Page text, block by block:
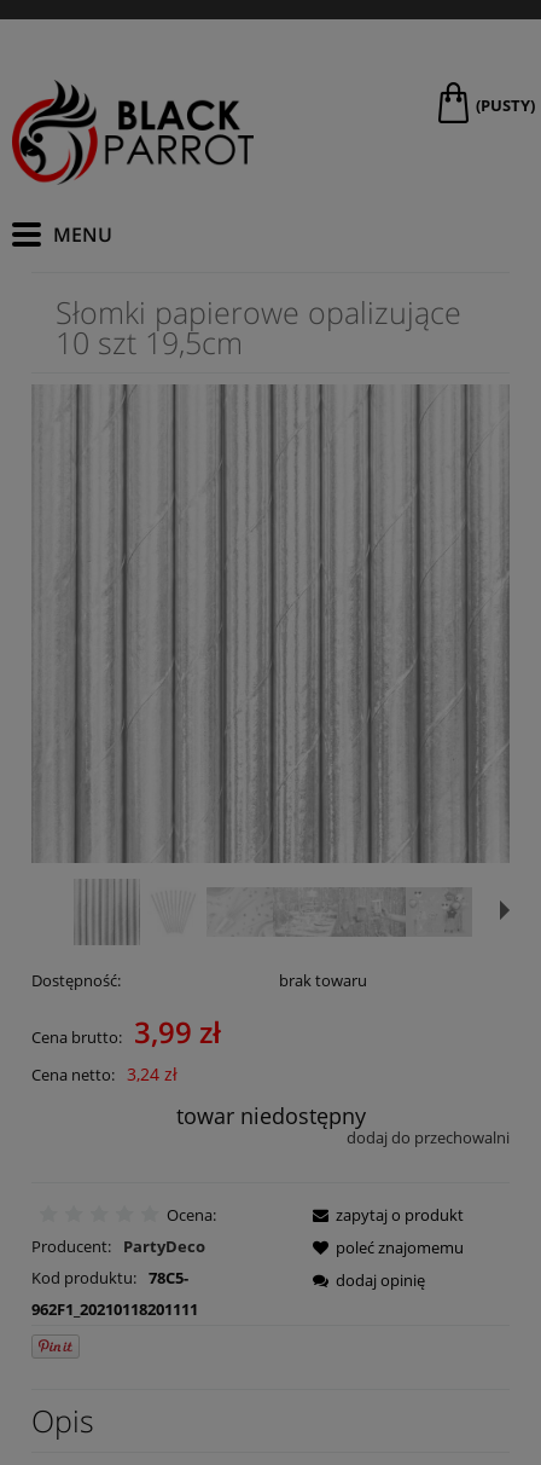
(PUSTY)
Słomki papierowe opalizujące
10 szt 19,5cm
Dostępność: brak towaru
Cena brutto: 3,99 zł
Cena netto: 3,24 zł
towar niedostępny
dodaj do przechowalni
Ocena:
Producent:
PartyDeco
Kod produktu: 78C5-
962F1_20210118201111
zapytaj o produkt
poleć znajomemu
dodaj opinię
Opis